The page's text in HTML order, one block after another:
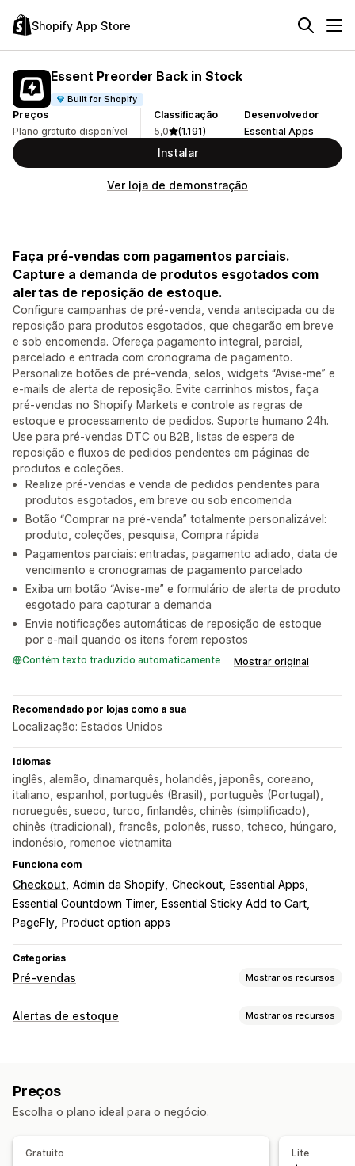
Shopify App Store
Essent Preorder Back in Stock
Built for Shopify
Preços
Plano gratuito disponível
Classificação
5,0
(1.191)
Desenvolvedor
Essential Apps
Instalar
Ver loja de demonstração
Faça pré-vendas com pagamentos parciais.
Capture a demanda de produtos esgotados com
alertas de reposição de estoque.
Configure campanhas de pré-venda, venda antecipada ou de
reposição para produtos esgotados, que chegarão em breve
e sob encomenda. Ofereça pagamento integral, parcial,
parcelado e entrada com cronograma de pagamento.
Personalize botões de pré-venda, selos, widgets “Avise-me” e
e-mails de alerta de reposição. Evite carrinhos mistos, faça
pré-vendas no Shopify Markets e controle as regras de
estoque e processamento de pedidos. Suporte humano 24h.
Use para pré-vendas DTC ou B2B, listas de espera de
reposição e fluxos de pedidos pendentes em páginas de
produtos e coleções.
Realize pré-vendas e venda de pedidos pendentes para
produtos esgotados, em breve ou sob encomenda
Botão “Comprar na pré-venda” totalmente personalizável:
produto, coleções, pesquisa, Compra rápida
Pagamentos parciais: entradas, pagamento adiado, data de
vencimento e cronogramas de pagamento parcelado
Exiba um botão “Avise-me” e formulário de alerta de produto
esgotado para capturar a demanda
Envie notificações automáticas de reposição de estoque
por e-mail quando os itens forem repostos
Contém texto traduzido automaticamente Mostrar original
Recomendado por lojas como a sua
Localização: Estados Unidos
Idiomas
inglês, alemão, dinamarquês, holandês, japonês, coreano,
italiano, espanhol, português (Brasil), português (Portugal),
norueguês, sueco, turco, finlandês, chinês (simplificado),
chinês (tradicional), francês, polonês, russo, tcheco, húngaro,
indonésio, romenoe vietnamita
Funciona com
Checkout Admin da Shopify Checkout Essential Apps
Essential Countdown Timer Essential Sticky Add to Cart
PageFly Product option apps
Categorias
Pré-vendas Mostrar os recursos
Tipo de pedidos
Personalização
Botões
Banners
Branding personalizado
Em vários idiomas
Alertas de estoque Mostrar os recursos
Disponibilidade em estoque
Em vários idiomas E-mail
Sem estoque
Preços
Escolha o plano ideal para o negócio.
Gratuito Lite